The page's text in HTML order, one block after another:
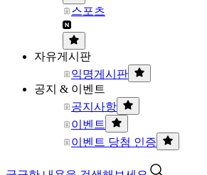
스포츠
자유게시판
익명게시판
공지 & 이벤트
공지사항
이벤트
이벤트 당첨 인증